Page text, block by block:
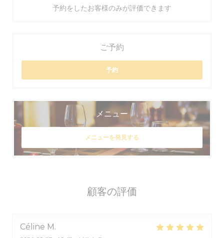
顧客の評価
Céline M
予約をしたお客様のみが評価できます
ご予約
予約
メニュー
メニューを発見する